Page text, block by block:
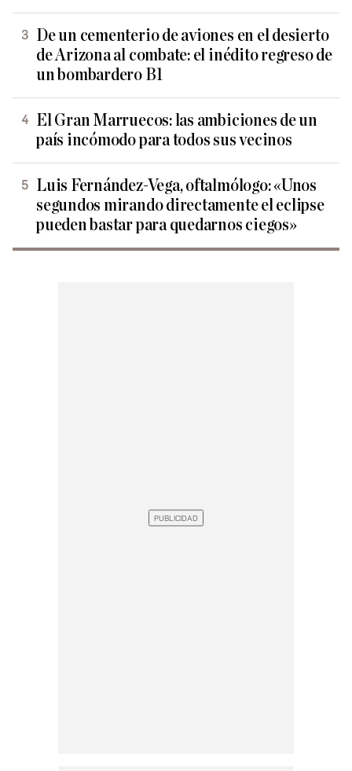
De un cementerio de aviones en el desierto
de Arizona al combate: el inédito regreso de
un bombardero B1
El Gran Marruecos: las ambiciones de un
país incómodo para todos sus vecinos
Luis Fernández-Vega, oftalmólogo: «Unos
segundos mirando directamente el eclipse
pueden bastar para quedarnos ciegos»